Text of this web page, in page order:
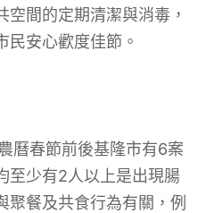
間的定期清潔與消毒，
民安心歡度佳節。
曆春節前後基隆市有6案
至少有2人以上是出現腸
聚餐及共食行為有關，例